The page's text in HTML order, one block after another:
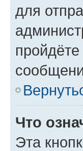
для
Что
Эта